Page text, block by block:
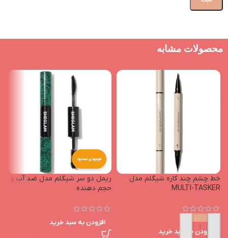
محصولات مشابه
خط چشم چند کاره شیگلم مدل
MULTI-TASKER
افزودن به سبد خرید
موجودی محدود
ریمل دو سر شیگلم مدل ضد آب و
حجم دهنده
افزودن به سبد خرید